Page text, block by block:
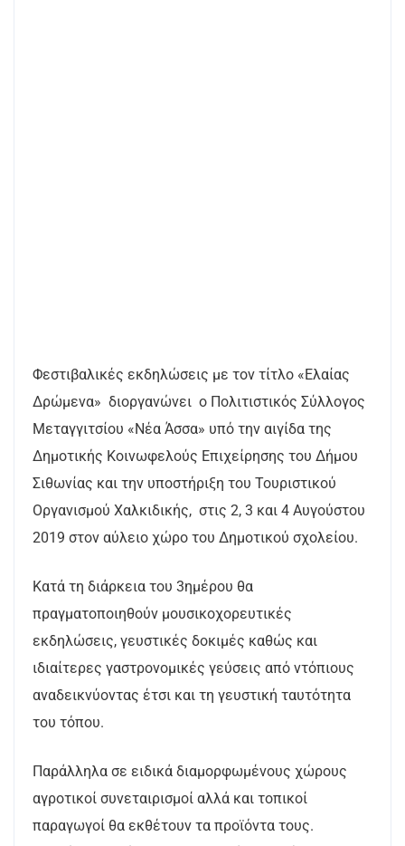
Φεστιβαλικές εκδηλώσεις με τον τίτλο «Ελαίας
Δρώμενα» διοργανώνει ο Πολιτιστικός Σύλλογος
Μεταγγιτσίου «Νέα Άσσα» υπό την αιγίδα της
Δημοτικής Κοινωφελούς Επιχείρησης του Δήμου
Σιθωνίας και την υποστήριξη του Τουριστικού
Οργανισμού Χαλκιδικής, στις 2, 3 και 4 Αυγούστου
2019 στον αύλειο χώρο του Δημοτικού σχολείου.
Κατά τη διάρκεια του 3ημέρου θα
πραγματοποιηθούν μουσικοχορευτικές
εκδηλώσεις, γευστικές δοκιμές καθώς και
ιδιαίτερες γαστρονομικές γεύσεις από ντόπιους
αναδεικνύοντας έτσι και τη γευστική ταυτότητα
του τόπου.
Παράλληλα σε ειδικά διαμορφωμένους χώρους
αγροτικοί συνεταιρισμοί αλλά και τοπικοί
παραγωγοί θα εκθέτουν τα προϊόντα τους.